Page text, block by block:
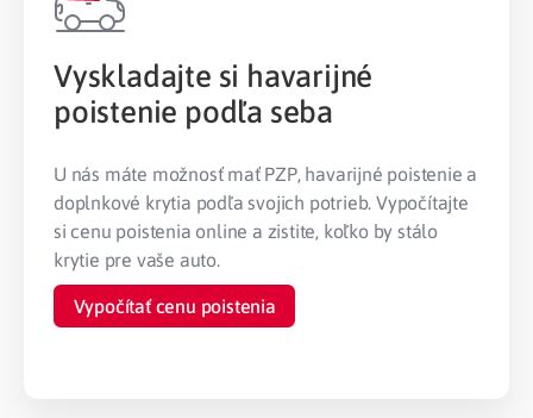
Vyskladajte si havarijné
poistenie podľa seba
U nás máte možnosť mať PZP, havarijné poistenie a
doplnkové krytia podľa svojich potrieb.Vypočítajte
si cenu poistenia online a zistite, koľko by stálo
krytie pre vaše auto.
Vypočítať cenu poistenia